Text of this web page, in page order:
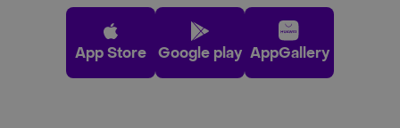
App Store Google play AppGallery